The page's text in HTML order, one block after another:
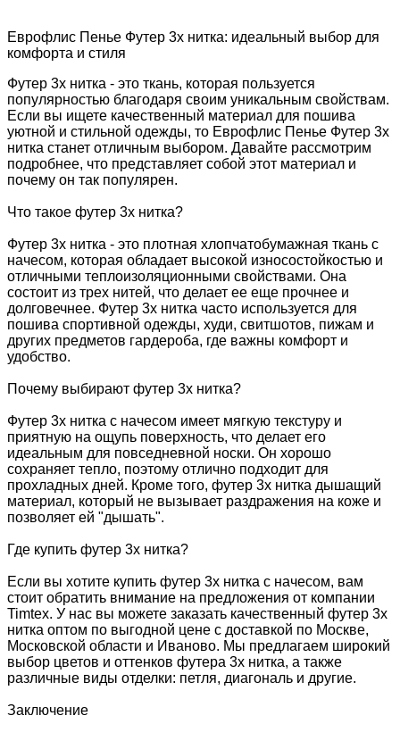
Еврофлис Пенье Футер 3х нитка: идеальный выбор для
комфорта и стиля
Футер 3х нитка - это ткань, которая пользуется
популярностью благодаря своим уникальным свойствам.
Если вы ищете качественный материал для пошива
уютной и стильной одежды, то Еврофлис Пенье Футер 3х
нитка станет отличным выбором. Давайте рассмотрим
подробнее, что представляет собой этот материал и
почему он так популярен.
Что такое футер 3х нитка?
Футер 3х нитка - это плотная хлопчатобумажная ткань с
начесом, которая обладает высокой износостойкостью и
отличными теплоизоляционными свойствами. Она
состоит из трех нитей, что делает ее еще прочнее и
долговечнее. Футер 3х нитка часто используется для
пошива спортивной одежды, худи, свитшотов, пижам и
других предметов гардероба, где важны комфорт и
удобство.
Почему выбирают футер 3х нитка?
Футер 3х нитка с начесом имеет мягкую текстуру и
приятную на ощупь поверхность, что делает его
идеальным для повседневной носки. Он хорошо
сохраняет тепло, поэтому отлично подходит для
прохладных дней. Кроме того, футер 3х нитка дышащий
материал, который не вызывает раздражения на коже и
позволяет ей "дышать".
Где купить футер 3х нитка?
Если вы хотите купить футер 3х нитка с начесом, вам
стоит обратить внимание на предложения от компании
Timtex. У нас вы можете заказать качественный футер 3х
нитка оптом по выгодной цене с доставкой по Москве,
Московской области и Иваново. Мы предлагаем широкий
выбор цветов и оттенков футера 3х нитка, а также
различные виды отделки: петля, диагональ и другие.
Заключение